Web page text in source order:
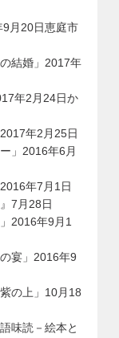
9月20日恵庭市
結婚」2017年
年2月24日か
年2月25日
」2016年6月
年7月1日
7月28日
2016年9月1
宴」2016年9
の上」10月18
味読－絵本と